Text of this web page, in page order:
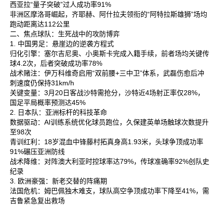
西亚拉“量子突破”过人成功率91%‌
非洲区‌摩洛哥崛起，齐耶赫、阿什拉夫领衔的“阿特拉斯雄狮”场均
跑动距离达112公里‌
二、焦点球队：生死战中的攻防博弈
1. 中国男足：悬崖边的逆袭方程式
归化引擎‌：塞尔吉尼奥、小奥斯卡完成入籍手续，前者场均关键传
球4.2次，后者突破成功率78%‌
战术赌注‌：伊万科维奇启用“双前腰+三中卫”体系，武磊伤愈后冲
刺速度仍保持31km/h‌
关键变量‌：3月20日客战沙特需抢分，沙特近4场射正率仅28%，
国足平局概率预测达45%‌
2. 日本队：亚洲标杆的科技革命
数据驱动‌：AI训练系统优化球员跑位，久保建英单场触球次数提升
至98次‌
青训红利‌：18岁混血中锋藤村拓真身高1.93米，头球争顶成功率
91%碾压亚洲防线‌
战术降维‌：对阵澳大利亚时控球率达79%，传球准确率92%创队史
纪录‌
3. 欧洲豪强：新老交替的阵痛期
法国危机‌：姆巴佩独木难支，球队高空争顶成功率下降至41%，需
吉鲁紧急复出救场‌